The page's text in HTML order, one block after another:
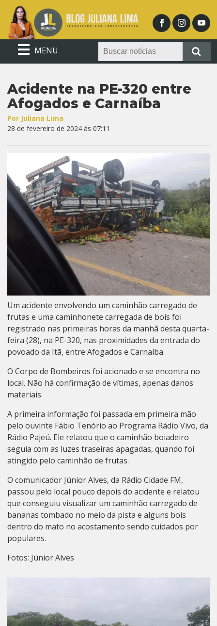
MENU
Acidente na PE-320 entre
Afogados e Carnaíba
Por Juliana Lima
28 de fevereiro de 2024 às 07:11
Um acidente envolvendo um caminhão carregado de
frutas e uma caminhonete carregada de bois foi
registrado nas primeiras horas da manhã desta quarta-
feira (28), na PE-320, nas proximidades da entrada do
povoado da Itã, entre Afogados e Carnaíba.
O Corpo de Bombeiros foi acionado e se encontra no
local. Não há confirmação de vítimas, apenas danos
materiais.
A primeira informação foi passada em primeira mão
pelo ouvinte Fábio Tenório ao Programa Rádio Vivo, da
Rádio Pajeú. Ele relatou que o caminhão boiadeiro
seguia com as luzes traseiras apagadas, quando foi
atingido pelo caminhão de frutas.
O comunicador Júnior Alves, da Rádio Cidade FM,
passou pelo local pouco depois do acidente e relatou
que conseguiu visualizar um caminhão carregado de
bananas tombado no meio da pista e alguns bois
dentro do mato no acostamento sendo cuidados por
populares.
Fotos: Júnior Alves